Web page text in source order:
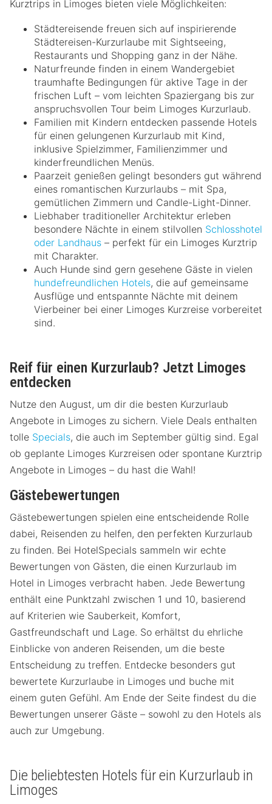
Kurztrips in Limoges bieten viele Möglichkeiten:
Städtereisende freuen sich auf inspirierende
Städtereisen-Kurzurlaube mit Sightseeing,
Restaurants und Shopping ganz in der Nähe.
Naturfreunde finden in einem Wandergebiet
traumhafte Bedingungen für aktive Tage in der
frischen Luft – vom leichten Spaziergang bis zur
anspruchsvollen Tour beim Limoges Kurzurlaub.
Familien mit Kindern entdecken passende Hotels
für einen gelungenen Kurzurlaub mit Kind,
inklusive Spielzimmer, Familienzimmer und
kinderfreundlichen Menüs.
Paarzeit genießen gelingt besonders gut während
eines romantischen Kurzurlaubs – mit Spa,
gemütlichen Zimmern und Candle-Light-Dinner.
Liebhaber traditioneller Architektur erleben
besondere Nächte in einem stilvollen Schlosshotel
oder Landhaus – perfekt für ein Limoges Kurztrip
mit Charakter.
Auch Hunde sind gern gesehene Gäste in vielen
hundefreundlichen Hotels, die auf gemeinsame
Ausflüge und entspannte Nächte mit deinem
Vierbeiner bei einer Limoges Kurzreise vorbereitet
sind.
Reif für einen Kurzurlaub? Jetzt Limoges
entdecken
Nutze den August, um dir die besten Kurzurlaub
Angebote in Limoges zu sichern. Viele Deals enthalten
tolle Specials, die auch im September gültig sind. Egal
ob geplante Limoges Kurzreisen oder spontane Kurztrip
Angebote in Limoges – du hast die Wahl!
Gästebewertungen
Gästebewertungen spielen eine entscheidende Rolle
dabei, Reisenden zu helfen, den perfekten Kurzurlaub
zu finden. Bei HotelSpecials sammeln wir echte
Bewertungen von Gästen, die einen Kurzurlaub im
Hotel in Limoges verbracht haben. Jede Bewertung
enthält eine Punktzahl zwischen 1 und 10, basierend
auf Kriterien wie Sauberkeit, Komfort,
Gastfreundschaft und Lage. So erhältst du ehrliche
Einblicke von anderen Reisenden, um die beste
Entscheidung zu treffen. Entdecke besonders gut
bewertete Kurzurlaube in Limoges und buche mit
einem guten Gefühl. Am Ende der Seite findest du die
Bewertungen unserer Gäste – sowohl zu den Hotels als
auch zur Umgebung.
Die beliebtesten Hotels für ein Kurzurlaub in
Limoges